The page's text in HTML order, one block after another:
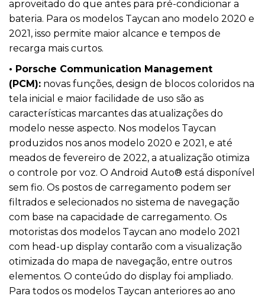
aproveitado do que antes para pré-condicionar a
bateria. Para os modelos Taycan ano modelo 2020 e
2021, isso permite maior alcance e tempos de
recarga mais curtos.
• Porsche Communication Management
(PCM): novas funções, design de blocos coloridos na
tela inicial e maior facilidade de uso são as
características marcantes das atualizações do
modelo nesse aspecto. Nos modelos Taycan
produzidos nos anos modelo 2020 e 2021, e até
meados de fevereiro de 2022, a atualização otimiza
o controle por voz. O Android Auto® está disponível
sem fio. Os postos de carregamento podem ser
filtrados e selecionados no sistema de navegação
com base na capacidade de carregamento. Os
motoristas dos modelos Taycan ano modelo 2021
com head-up display contarão com a visualização
otimizada do mapa de navegação, entre outros
elementos. O conteúdo do display foi ampliado.
Para todos os modelos Taycan anteriores ao ano